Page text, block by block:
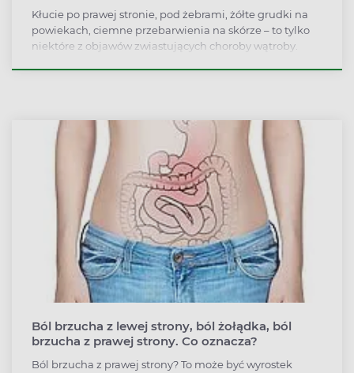
Kłucie po prawej stronie, pod żebrami, żółte grudki na
powiekach, ciemne przebarwienia na skórze – to tylko
niektóre z objawów zwiastujących choroby wątroby.
Ból brzucha z lewej strony, ból żołądka, ból
brzucha z prawej strony. Co oznacza?
Ból brzucha z prawej strony? To może być wyrostek